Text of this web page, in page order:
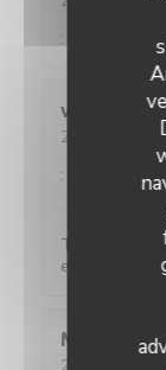
:
viviane
2026-07-31
:
Toujours
est parfait.
Martine
F